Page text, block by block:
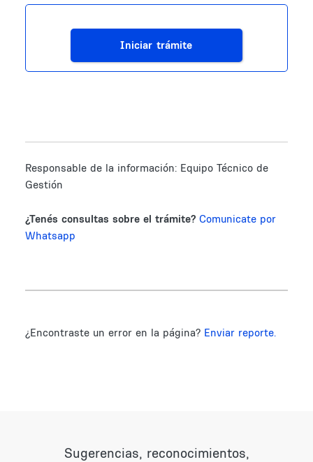
Iniciar trámite
Responsable de la información: Equipo Técnico de
Gestión
¿Tenés consultas sobre el trámite? Comunicate por
Whatsapp
¿Encontraste un error en la página? Enviar reporte.
Sugerencias, reconocimientos,